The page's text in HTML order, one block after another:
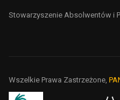
Stowarzyszenie Absolwentów i
Wszelkie Prawa Zastrzeżone,